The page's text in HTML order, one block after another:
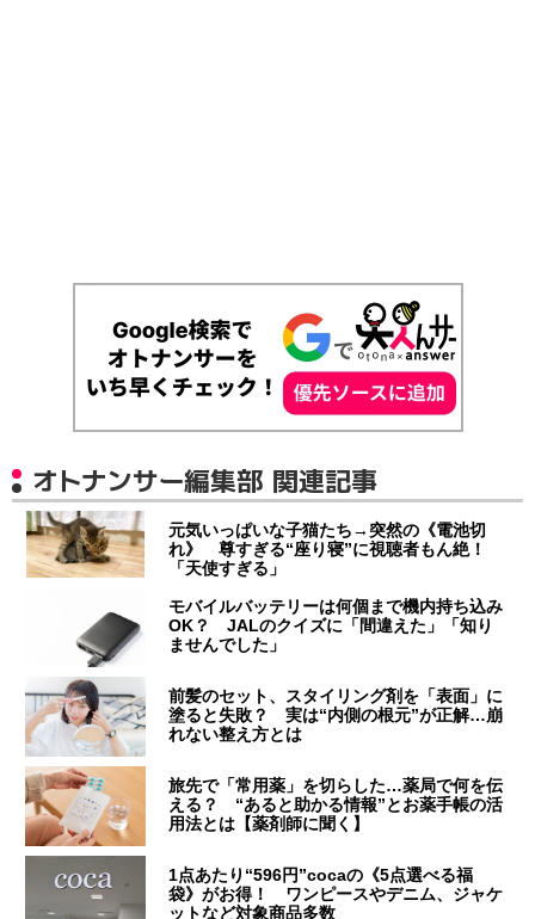
オトナンサー編集部 関連記事
元気いっぱいな子猫たち→突然の《電池切
れ》 尊すぎる“座り寝”に視聴者もん絶！
「天使すぎる」
モバイルバッテリーは何個まで機内持ち込み
OK？ JALのクイズに「間違えた」「知り
ませんでした」
前髪のセット、スタイリング剤を「表面」に
塗ると失敗？ 実は“内側の根元”が正解…崩
れない整え方とは
旅先で「常用薬」を切らした…薬局で何を伝
える？ “あると助かる情報”とお薬手帳の活
用法とは【薬剤師に聞く】
1点あたり“596円”cocaの《5点選べる福
袋》がお得！ ワンピースやデニム、ジャケ
ットなど対象商品多数